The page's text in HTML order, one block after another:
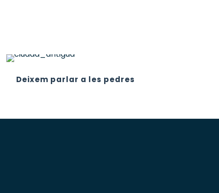
Deixem parlar a les pedres